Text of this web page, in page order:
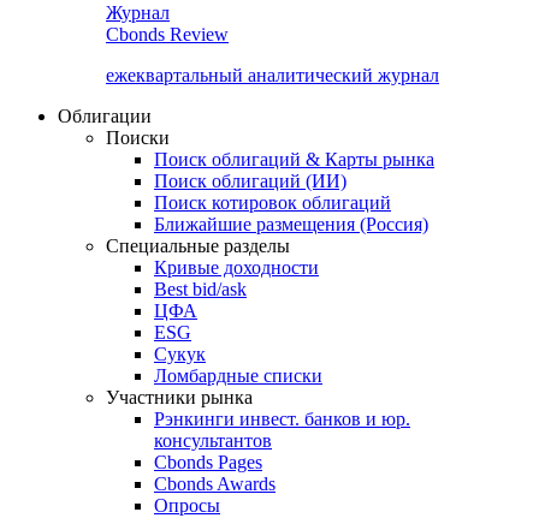
Журнал
Cbonds Review
ежеквартальный аналитический журнал
Облигации
Поиски
Поиск облигаций & Карты рынка
Поиск облигаций (ИИ)
Поиск котировок облигаций
Ближайшие размещения (Россия)
Специальные разделы
Кривые доходности
Best bid/ask
ЦФА
ESG
Сукук
Ломбардные списки
Участники рынка
Рэнкинги инвест. банков и юр.
консультантов
Cbonds Pages
Cbonds Awards
Опросы